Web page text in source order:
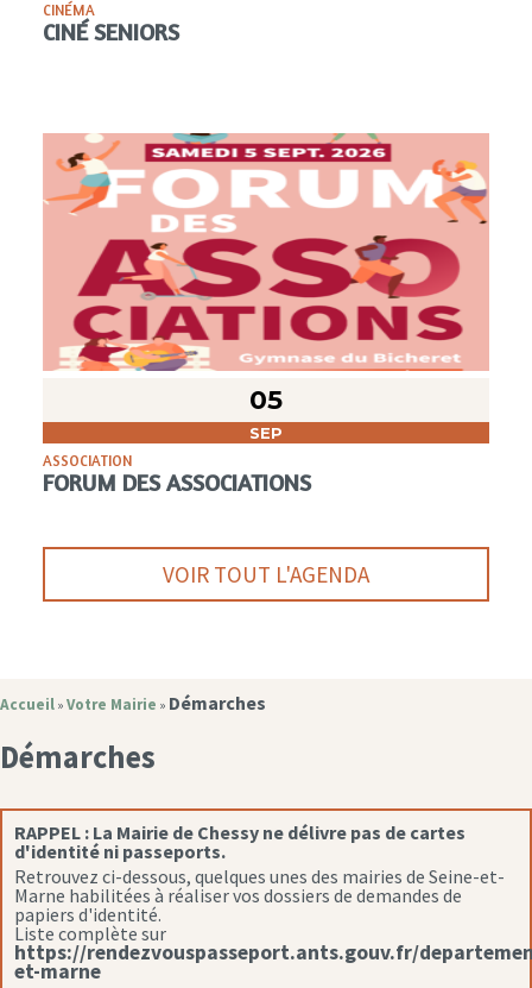
CINÉMA
CINÉ SENIORS
05
SEP
ASSOCIATION
FORUM DES ASSOCIATIONS
VOIR TOUT L'AGENDA
Accueil » Votre Mairie » Démarches
Démarches
RAPPEL : La Mairie de Chessy ne délivre pas de cartes
d'identité ni passeports.
Retrouvez ci-dessous, quelques unes des mairies de Seine-et-
Marne habilitées à réaliser vos dossiers de demandes de
papiers d'identité.
Liste complète sur
https://rendezvouspasseport.ants.gouv.fr/
et-marne